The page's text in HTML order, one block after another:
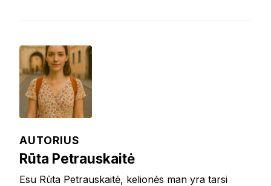
AUTORIUS
Rūta Petrauskaitė
Esu Rūta Petrauskaitė, kelionės man yra tarsi